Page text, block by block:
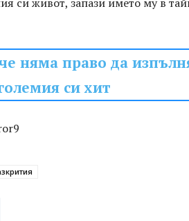
няма право да
си хит